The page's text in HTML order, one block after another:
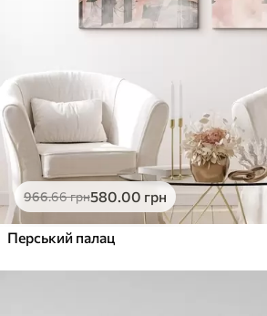
966.66грн580.00 грн
Перський палац